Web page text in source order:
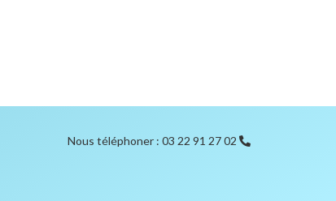
Nous téléphoner : 03 22 91 27 02